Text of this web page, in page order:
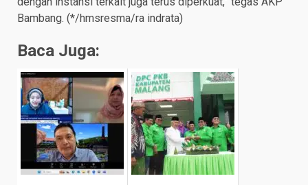
Bambang. (*/hmsresma/ra indrata)
Baca Juga: